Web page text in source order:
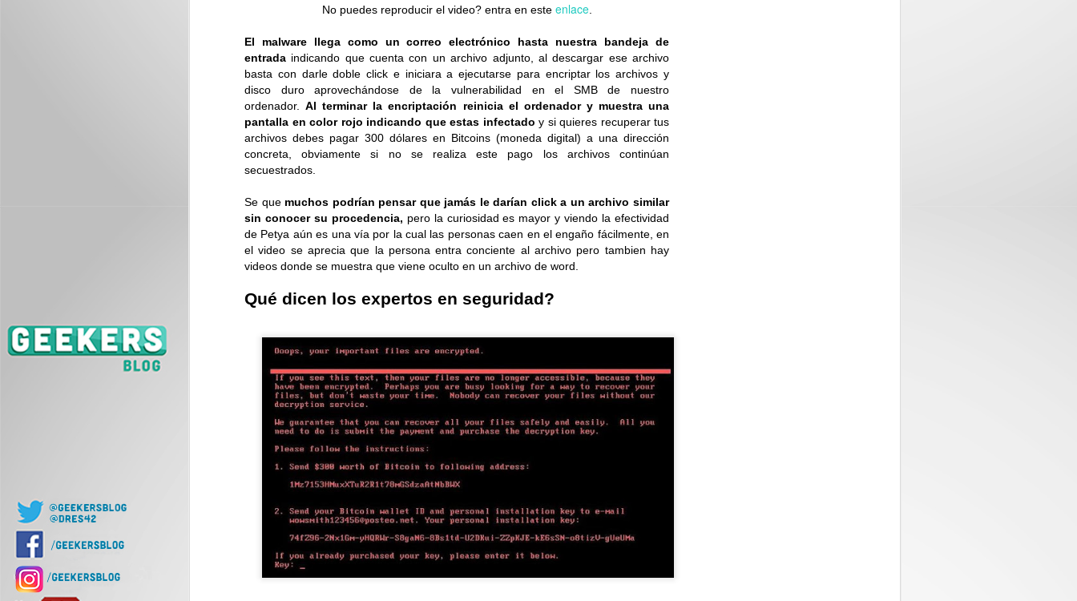
No puedes reproducir el video? entra en este enlace.
El malware llega como un correo electrónico hasta nuestra bandeja de
entrada indicando que cuenta con un archivo adjunto, al descargar ese archivo
basta con darle doble click e iniciara a ejecutarse para encriptar los archivos y
disco duro aprovechándose de la vulnerabilidad en el SMB de nuestro
ordenador.Al terminar la encriptación reinicia el ordenador y muestra una
pantalla en color rojo indicando que estas infectado y si quieres recuperar tus
archivos debes pagar 300 dólares en Bitcoins (moneda digital) a una dirección
concreta, obviamente si no se realiza este pago los archivos continúan
secuestrados.
Se que muchos podrían pensar que jamás le darían click a un archivo similar
sin conocer su procedencia, pero la curiosidad es mayor y viendo la efectividad
de Petya aún es una vía por la cual las personas caen en el engaño fácilmente, en
el video se aprecia que la persona entra conciente al archivo pero tambien hay
videos donde se muestra que viene oculto en un archivo de word.
Qué dicen los expertos en seguridad?
JUL
Lentes inteligentes: cómo mitigar los riesgos de
ESET advierte que al permitir rastrear y grabar el entorno en tiempo real
se corre el riesgo de exponer datos y afectar la privacidad...
17
¡Activa tu talento innovador! Quedan pocos días para
inscribir tu proyecto y participar en Solve for
Tomorrow 2026
Este año, el programa certificará a los docentes tutores bajo
metodologías innovadoras de aprendizaje...
JUL
9
LG presenta el xboom Stage 501, que convierte
cualquier canción en un karaoke con IAal instante
Ofrece un sonido potente, funciones de audio adaptativas con IA y un
diseño galardonado con los premios Red Dot e iF Design Award 2026...
JUL
8
Las nuevas tablets Acer y los lentes con IA y realidad
aumentada amplían las capacidades para trabajar y